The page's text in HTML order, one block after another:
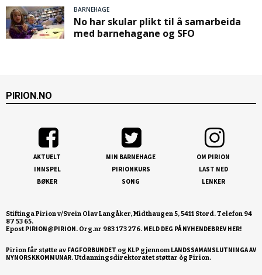
BARNEHAGE
No har skular plikt til å samarbeida
med barnehagane og SFO
PIRION.NO
AKTUELT
INNSPEL
BØKER
MIN BARNEHAGE
PIRIONKURS
SONG
OM PIRION
LAST NED
LENKER
Stiftinga Pirion v/Svein Olav Langåker, Midthaugen 5, 5411 Stord. Telefon 94
87 53 65.
EpostPIRION@PIRION. Org.nr 983 173 276. MELD DEG PÅ NYHENDEBREV HER!
Pirion får støtte av FAGFORBUNDET og KLP gjennomLANDSSAMANSLUTNINGA AV
NYNORSKKOMMUNAR